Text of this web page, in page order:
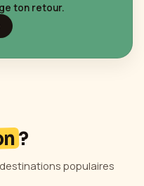
ton retour.
?
populaires